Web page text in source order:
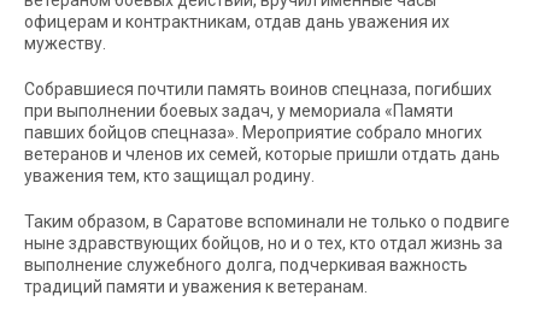
офицерам и контрактникам, отдав дань уважения их
мужеству.
Собравшиеся почтили память воинов спецназа, погибших
при выполнении боевых задач, у мемориала «Памяти
павших бойцов спецназа». Мероприятие собрало многих
ветеранов и членов их семей, которые пришли отдать дань
уважения тем, кто защищал родину.
Таким образом, в Саратове вспоминали не только о подвиге
ныне здравствующих бойцов, но и о тех, кто отдал жизнь за
выполнение служебного долга, подчеркивая важность
традиций памяти и уважения к ветеранам.